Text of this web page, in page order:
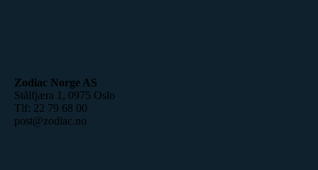
Zodiac Norge AS
Stålfjæra 1, 0975 Oslo
Tlf: 22 79 68 00
post@zodiac.no